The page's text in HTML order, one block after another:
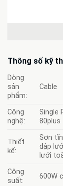
Thông số kỹ
Dòng
sản
phẩm:
Cable
Công
nghệ:
Single
80plus
Thiết
kế:
Sơn
dập
lưới
Công
suất:
600W